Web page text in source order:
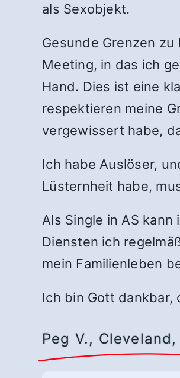
als Sexobjekt.
Gesunde Grenzen
Meeting, in das ich
Hand. Dies ist eine
respektieren meine
vergewissert habe,
Ich habe Auslöser,
Lüsternheit habe,
Als Single in AS
Diensten ich
mein Familienleben
Ich bin Gott dankbar,
Peg V., Cleveland,